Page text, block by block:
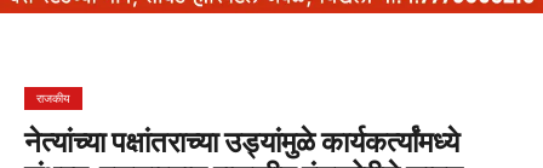
राजकीय
नेत्यांच्या पक्षांतराच्या उड्यांमुळे कार्यकर्त्यांमध्ये